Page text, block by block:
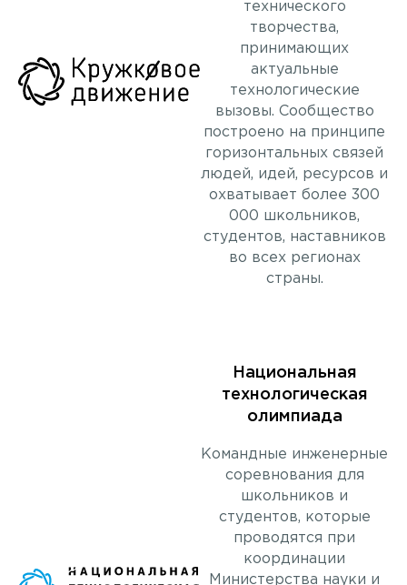
технического
творчества,
принимающих
актуальные
технологические
вызовы. Сообщество
построено на принципе
горизонтальных связей
людей, идей, ресурсов и
охватывает более 300
000 школьников,
студентов, наставников
во всех регионах
страны.
Национальная
технологическая
олимпиада
Командные инженерные
соревнования для
школьников и
студентов, которые
проводятся при
координации
Министерства науки и